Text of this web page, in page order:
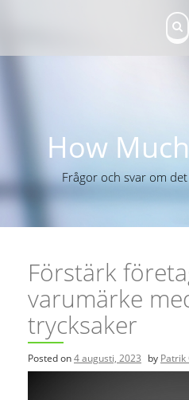
p
n
t
How
Frågor och svar om
Förstärk
varumärke
trycksaker
Posted on4 augusti, 2023 by Patrik